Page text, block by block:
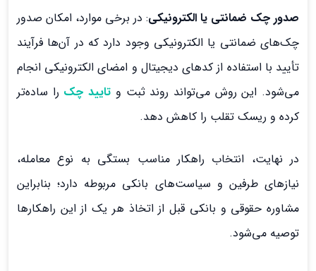
صدور چک ضمانتی یا الکترونیکی: در برخی موارد، امکان صدور
چک‌های ضمانتی یا الکترونیکی وجود دارد که در آن‌ها فرآیند
تأیید با استفاده از کدهای دیجیتال و امضای الکترونیکی انجام
می‌شود. این روش می‌تواند روند ثبت و تایید چک را ساده‌تر
کرده و ریسک تقلب را کاهش دهد.
در نهایت، انتخاب راهکار مناسب بستگی به نوع معامله،
نیازهای طرفین و سیاست‌های بانکی مربوطه دارد؛ بنابراین
مشاوره حقوقی و بانکی قبل از اتخاذ هر یک از این راهکارها
توصیه می‌شود.